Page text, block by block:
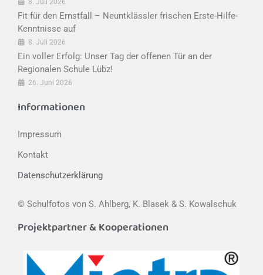
8. Juli 2026
Fit für den Ernstfall – Neuntklässler frischen Erste-Hilfe-
Kenntnisse auf
8. Juli 2026
Ein voller Erfolg: Unser Tag der offenen Tür an der
Regionalen Schule Lübz!
26. Juni 2026
Informationen
Impressum
Kontakt
Datenschutzerklärung
© Schulfotos von S. Ahlberg, K. Blasek & S. Kowalschuk
Projektpartner & Kooperationen